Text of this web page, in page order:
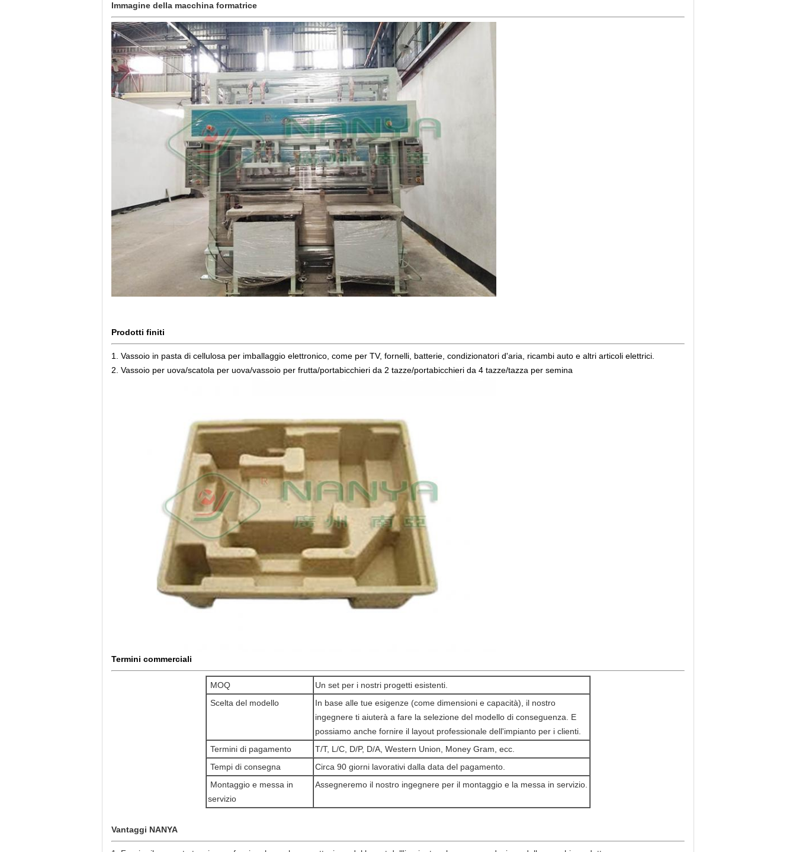
Immagine della macchina formatrice
Prodotti finiti
1. Vassoio in pasta di cellulosa per imballaggio elettronico, come per TV, fornelli, batterie, condizionatori d'aria, ricambi auto e altri articoli elettrici.
2. Vassoio per uova/scatola per uova/vassoio per frutta/portabicchieri da 2 tazze/portabicchieri da 4 tazze/tazza per semina
Termini commerciali
MOQ Un set per i nostri progetti esistenti.
Scelta del modello
In base alle tue esigenze (come dimensioni e capacità), il nostro
ingegnere ti aiuterà a fare la selezione del modello di conseguenza. E
possiamo anche fornire il layout professionale dell'impianto per i clienti.
Termini di pagamento
T/T, L/C, D/P, D/A, Western Union, Money Gram, ecc.
Tempi di consegna
Circa 90 giorni lavorativi dalla data del pagamento.
Montaggio e messa in
servizio
Assegneremo il nostro ingegnere per il montaggio e la messa in servizio.
Vantaggi NANYA